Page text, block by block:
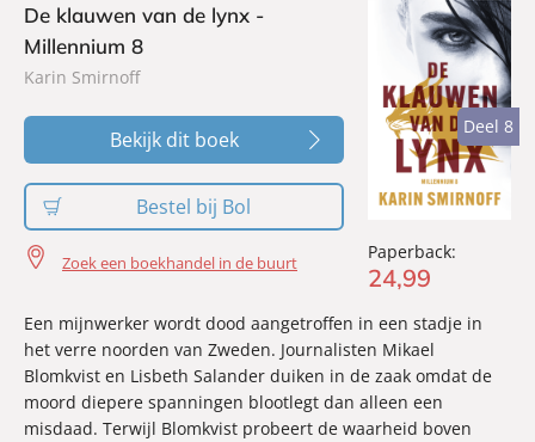
Deel 8
Deel 8
Paperback:
24,99
De klauwen van de lynx -
Millennium 8
Karin Smirnoff
Bekijk dit boek
Bestel bij Bol
Zoek een boekhandel in de buurt
Een mijnwerker wordt dood aangetroffen in een stadje in
het verre noorden van Zweden. Journalisten Mikael
Blomkvist en Lisbeth Salander duiken in de zaak omdat de
moord diepere spanningen blootlegt dan alleen een
misdaad. Terwijl Blomkvist probeert de waarheid boven